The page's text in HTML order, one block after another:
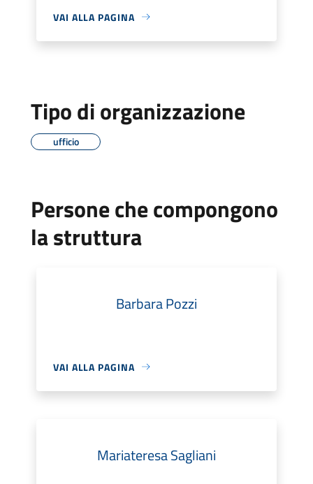
VAI ALLA PAGINA
Tipo di organizzazione
ufficio
Persone che compongono
la struttura
Barbara Pozzi
VAI ALLA PAGINA
Mariateresa Sagliani